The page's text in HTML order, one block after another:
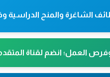
الشاغرة والمنح الدراسية
العمل؛ انضم لقناة